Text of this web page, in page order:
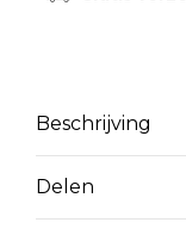
Beschrijving
Delen